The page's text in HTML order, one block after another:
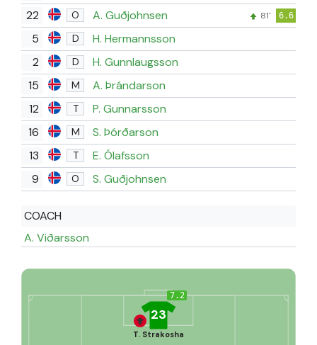
22 O A. Guðjohnsen 81' 6.6
5 D
H. Hermannsson
2
D
H. Gunnlaugsson
15
M
A. Þrándarson
12
T
P. Gunnarsson
16
M
S. Þórðarson
13
T
E. Ólafsson
9
O S. Guðjohnsen
COACH
A. Viðarsson
7.2
23
T. Strakosha